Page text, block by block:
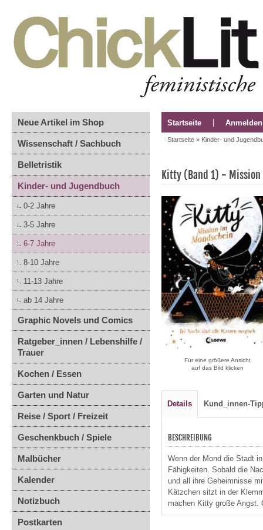
Neue Artikel im Shop
Wissenschaft / Sachbuch
Belletristik
Kinder- und Jugendbuch
0-2 Jahre
3-5 Jahre
6-7 Jahre
8-10 Jahre
11-13 Jahre
ab 14 Jahre
Graphic Novels und Comics
Ratgeber_innen / Lebenshilfe /
Trauer
Kochen / Essen
Garten und Natur
Reise / Sport / Freizeit
Geschenkbuch / Spiele
Malbücher
Kalender
Notizbuch
Postkarten
Startseite Anmelden
Startseite » Kinder- und
Kitty (Band 1) -
Für eine größere Ansicht
auf das Bild klicken
Details Kund_innen-
BESCHREIBUNG
Wenn der Mond die Stadt
Fähigkeiten. Sobald die
und all ihre Geheimnisse
Kätzchen sitzt in der
machen Kitty große Angst.